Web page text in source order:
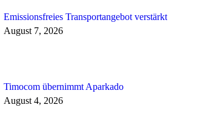
Emissionsfreies Transportangebot verstärkt
August 7, 2026
Timocom übernimmt Aparkado
August 4, 2026